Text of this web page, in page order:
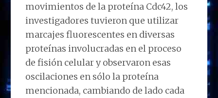
movimientos de la proteína Cdc42, los
investigadores tuvieron que utilizar
marcajes fluorescentes en diversas
proteínas involucradas en el proceso
de fisión celular y observaron esas
oscilaciones en sólo la proteína
mencionada, cambiando de lado cada